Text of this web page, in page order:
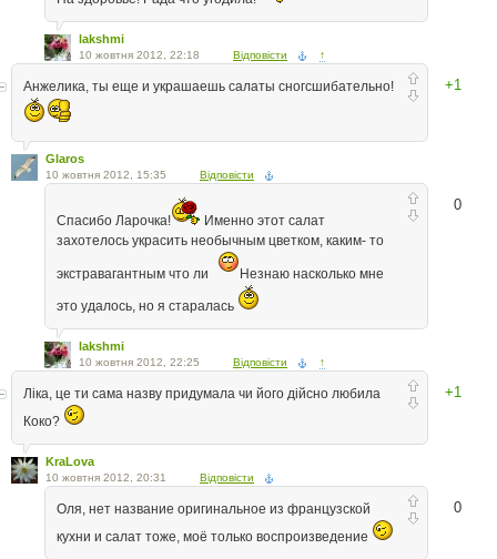
lakshmi
10 жовтня 2012, 22:18 Відповісти ↑
+1
Анжелика, ты еще и украшаешь салаты сногсшибательно!
Glaros
10 жовтня 2012, 15:35 Відповісти
0
Спасибо Ларочка!
Именно этот салат
захотелось украсить необычным цветком, каким- то
экстравагантным что ли Незнаю насколько мне
это удалось, но я старалась
lakshmi
10 жовтня 2012, 22:25 Відповісти ↑
+1
Ліка, це ти сама назву придумала чи його дійсно любила
Коко?
KraLova
10 жовтня 2012, 20:31 Відповісти
0
Оля, нет название оригинальное из французской
кухни и салат тоже, моё только воспроизведение